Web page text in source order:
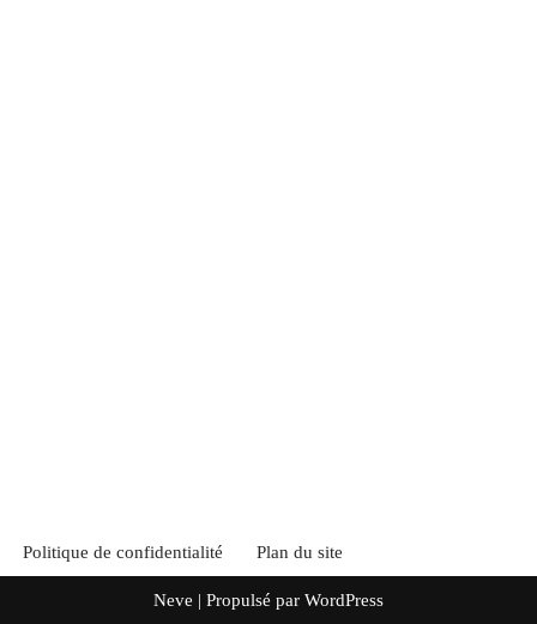
Politique de confidentialité Plan du site
Neve | Propulsé par WordPress